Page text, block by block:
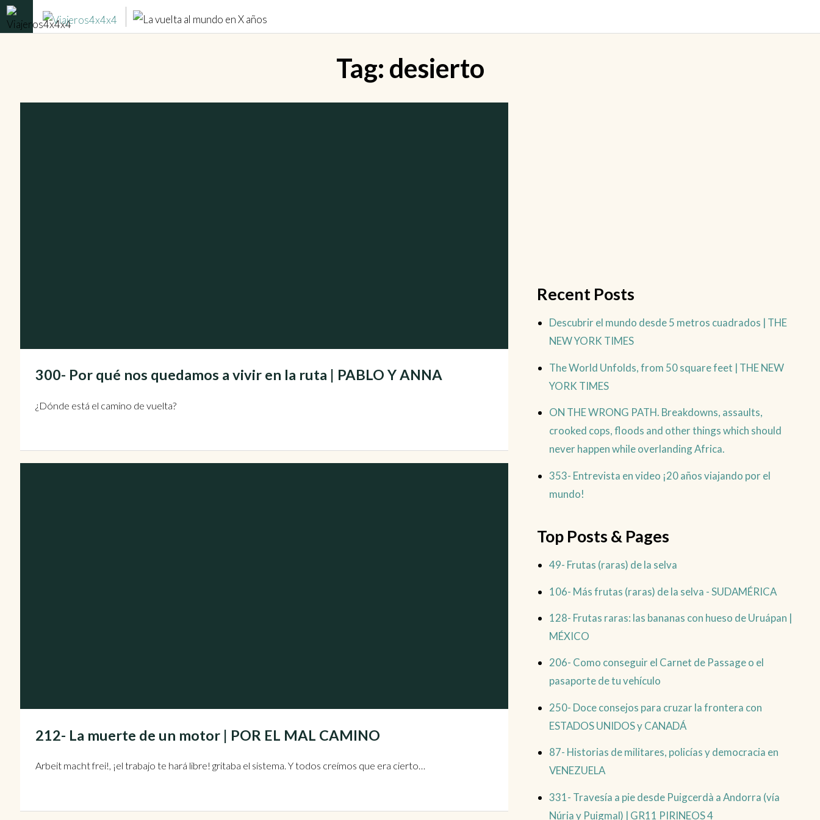
Tag: desierto
300- Por qué nos quedamos a vivir en la ruta | PABLO Y ANNA
¿Dónde está el camino de vuelta?
212- La muerte de un motor | POR EL MAL CAMINO
Arbeit macht frei!, ¡el trabajo te hará libre! gritaba el sistema. Y todos creímos que era cierto…
Recent Posts
Descubrir el mundo desde 5 metros cuadrados | THE
NEW YORK TIMES
The World Unfolds, from 50 square feet | THE NEW
YORK TIMES
ON THE WRONG PATH. Breakdowns, assaults,
crooked cops, floods and other things which should
never happen while overlanding Africa.
353- Entrevista en video ¡20 años viajando por el
mundo!
Top Posts & Pages
49- Frutas (raras) de la selva
106- Más frutas (raras) de la selva - SUDAMÉRICA
128- Frutas raras: las bananas con hueso de Uruápan |
MÉXICO
206- Como conseguir el Carnet de Passage o el
pasaporte de tu vehículo
250- Doce consejos para cruzar la frontera con
ESTADOS UNIDOS y CANADÁ
87- Historias de militares, policías y democracia en
VENEZUELA
331- Travesía a pie desde Puigcerdà a Andorra (vía
Núria y Puigmal) | GR11 PIRINEOS 4